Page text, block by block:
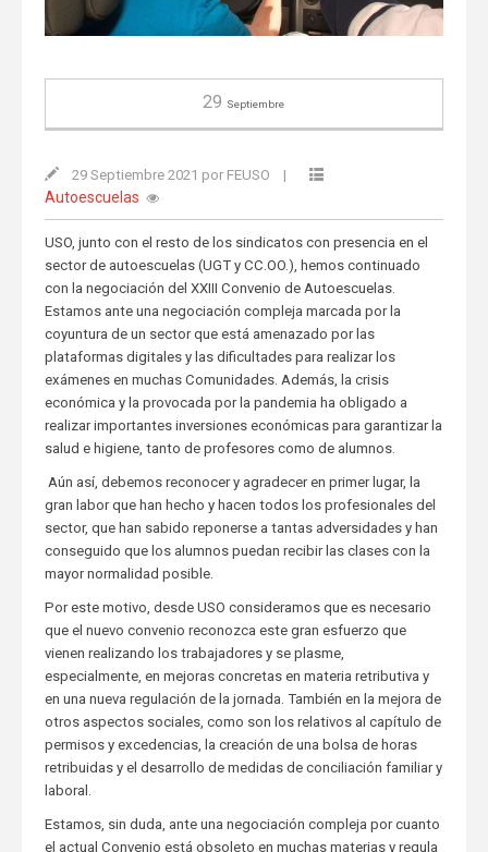
29 Septiembre
29 Septiembre 2021 por FEUSO |
Autoescuelas
USO, junto con el resto de los sindicatos con presencia en el
sector de autoescuelas (UGT y CC.OO.), hemos continuado
con la negociación del XXIII Convenio de Autoescuelas.
Estamos ante una negociación compleja marcada por la
coyuntura de un sector que está amenazado por las
plataformas digitales y las dificultades para realizar los
exámenes en muchas Comunidades. Además, la crisis
económica y la provocada por la pandemia ha obligado a
realizar importantes inversiones económicas para garantizar la
salud e higiene, tanto de profesores como de alumnos.
Aún así, debemos reconocer y agradecer en primer lugar, la
gran labor que han hecho y hacen todos los profesionales del
sector, que han sabido reponerse a tantas adversidades y han
conseguido que los alumnos puedan recibir las clases con la
mayor normalidad posible.
Por este motivo, desde USO consideramos que es necesario
que el nuevo convenio reconozca este gran esfuerzo que
vienen realizando los trabajadores y se plasme,
especialmente, en mejoras concretas en materia retributiva y
en una nueva regulación de la jornada. También en la mejora de
otros aspectos sociales, como son los relativos al capítulo de
permisos y excedencias, la creación de una bolsa de horas
retribuidas y el desarrollo de medidas de conciliación familiar y
laboral.
Estamos, sin duda, ante una negociación compleja por cuanto
el actual Convenio está obsoleto en muchas materias y regula